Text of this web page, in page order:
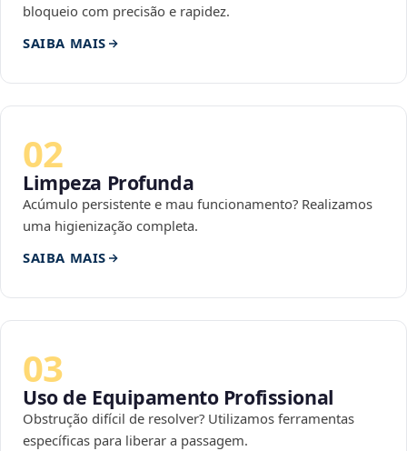
bloqueio com precisão e rapidez.
SAIBA MAIS
02
Limpeza Profunda
Acúmulo persistente e mau funcionamento? Realizamos
uma higienização completa.
SAIBA MAIS
03
Uso de Equipamento Profissional
Obstrução difícil de resolver? Utilizamos ferramentas
específicas para liberar a passagem.